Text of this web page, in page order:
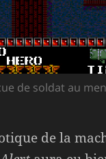
de soldat au
de la